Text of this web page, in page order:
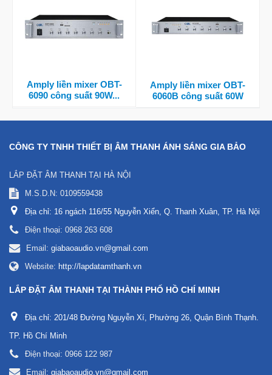
Amply liền mixer OBT-
6090 công suất 90W...
Amply liền mixer OBT-
6060B công suất 60W
CÔNG TY TNHH THIẾT BỊ ÂM THANH ÁNH SÁNG GIA BẢO
LẮP ĐẶT ÂM THANH TẠI HÀ NỘI
M.S.D.N: 0109559438
Địa chỉ: 16 ngách 116/55 Nguyễn Xiển, Q. Thanh Xuân, TP. Hà Nội
Điện thoại: 0968 263 608
Email: giabaoaudio.vn@gmail.com
Website: http://lapdatamthanh.vn
LẮP ĐẶT ÂM THANH TẠI THÀNH PHỐ HỒ CHÍ MINH
Địa chỉ: 201/48 Đường Nguyễn Xí, Phường 26, Quận Bình Thạnh.
TP. Hồ Chí Minh
Điện thoại: 0966 122 987
Email: giabaoaudio.vn@gmail.com